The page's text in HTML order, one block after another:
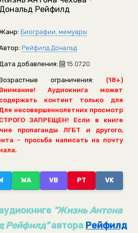
Дональд Рейфилд
Биографии, мемуары
Рейфилд Дональд
добавления: 15.07.20
ограничения:
(18+)
Внимание! Аудиокнига может
содержать контент только для
несовершеннолетних просмотр
ЗАПРЕЩЕН! Если в книге
пропаганды ЛГБТ и другого,
- просьба написать на почту
WA VB PT VK
"Жизнь Антона
Рейфилд"автора Рейфилд